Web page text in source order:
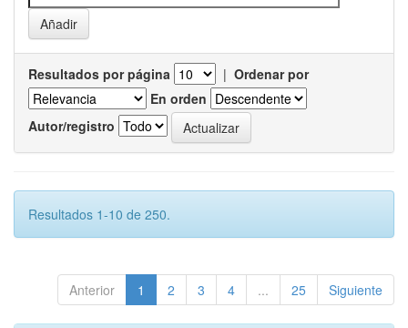
Resultados por página | Ordenar por
En orden
Autor/registro
Resultados 1-10 de 250.
Anterior 1 2 3 4 ... 25 Siguiente